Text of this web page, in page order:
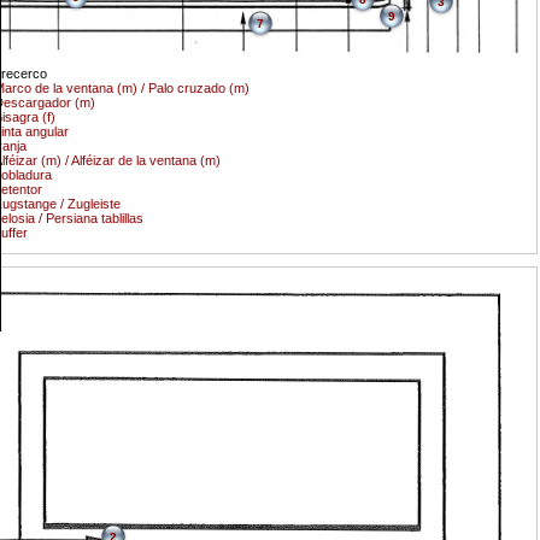
de la ventana (m) / Palo cruzado (m)
(m)
(f)
angular
(m) / Alféizar de la ventana (m)
7
9
/ Zugleiste
/ Persiana tablillas
2